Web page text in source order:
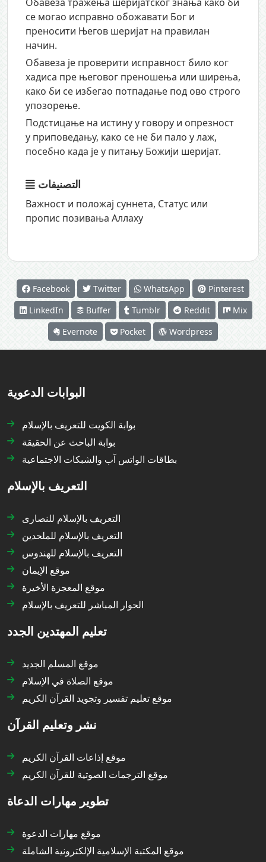
се могао исправно обожавати Бог и
преносити Његов шеријат на правилан
начин.
Обавеза је проверити исправност било ког
хадиса пре његовог преношења или ширења,
како би се избегао потпадање под ово строго
упозорење.
Подстицање на истину у говору и опрезност
у приповедању, како се не би пало у лаж,
посебно када је у питању Божији шеријат.
التصنيفات
Важност и положај суннета, Статус или
пропис позивања Аллаху
Facebook Twitter WhatsApp
Pinterest
LinkedIn
Buffer Tumblr Reddit
Mix
Evernote
Pocket Wordpress
البوابات الدعوية
بوابة الكويت للتعريف بالإسلام
بوابة الباحث عن الحقيقة
بطاقات الواتس آب والشبكات الاجتماعية
التعريف بالإسلام
التعريف بالإسلام للنصارى
التعريف بالإسلام للملحدين
التعريف بالإسلام للهندوس
موقع الإيمان
موقع المعجزة الأخيرة
الحوار المباشر للتعريف بالإسلام
تعليم المهتدين الجدد
موقع المسلم الجديد
موقع الصلاة في الإسلام
موقع تعليم تفسير وتجويد القرآن الكريم
نشر وتعليم القرآن
موقع إذاعات القرآن الكريم
موقع الترجمات الصوتية للقرآن الكريم
تطوير مهارات الدعاة
موقع مهارات الدعوة
موقع المكتبة الإسلامية الإلكترونية الشاملة